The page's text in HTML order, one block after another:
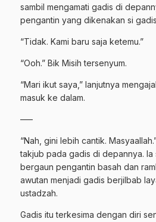
sambil mengamati gadis di
pengantin yang dikenakan si
“Tidak. Kami baru saja ketemu.”
“Ooh.” Bik Misih tersenyum.
“Mari ikut saya,” lanjutnya
masuk ke dalam.
—–
“Nah, gini lebih cantik.
takjub pada gadis di depannya. Ia
bergaun pengantin basah dan
awutan menjadi gadis berjilbab
ustadzah.
Gadis itu terkesima dengan diri